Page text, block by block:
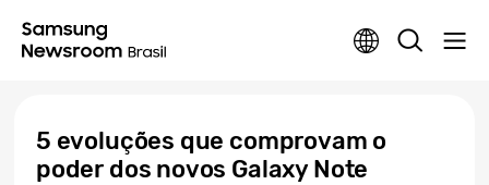
5 evoluções que comprovam o
poder dos novos Galaxy Note